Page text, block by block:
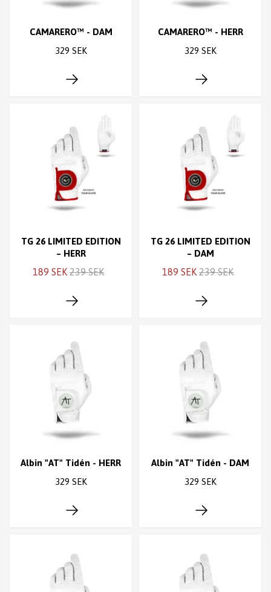
CAMARERO™ - DAM
329 SEK
CAMARERO™ - HERR
329 SEK
TG 26 LIMITED EDITION
– HERR
189 SEK 239 SEK
TG 26 LIMITED EDITION
– DAM
189 SEK 239 SEK
Albin "AT" Tidén - HERR
329 SEK
Albin "AT" Tidén - DAM
329 SEK